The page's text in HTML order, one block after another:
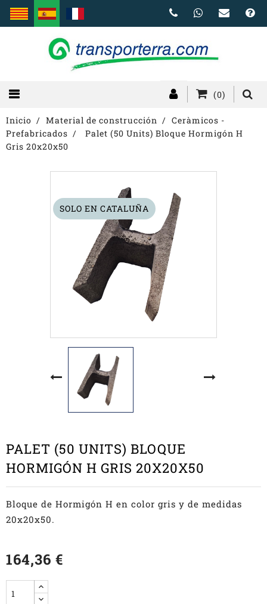
(0)
Inicio Material de construcción
Ceràmicos -
Prefabricados
Palet (50 Units) Bloque Hormigón H
Gris 20x20x50
SOLO EN CATALUÑA
PALET (50 UNITS) BLOQUE
HORMIGÓN H GRIS 20X20X50
Bloque de Hormigón H en color gris y de medidas
20x20x50.
164,36 €